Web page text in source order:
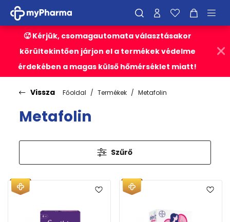
🥵 Kérjük, csomagautomata választásakor
körültekintően járjon el a termékek védelme
érdekében a magas külső hőmérséklet miatt!
Vissza Főoldal Termékek Metafolin
Metafolin
Szűrő